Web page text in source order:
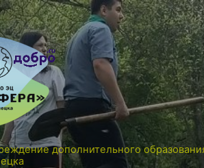
дополнительного